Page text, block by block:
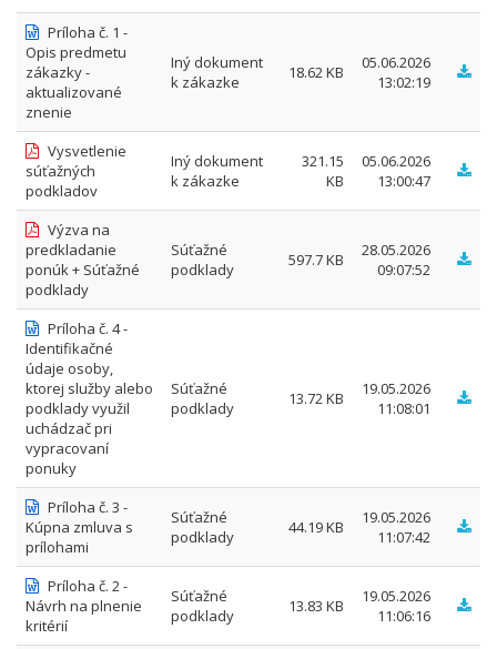
Príloha č. 1 -
Opis predmetu
zákazky -
aktualizované
znenie
Iný dokument
k zákazke
18.62 KB
05.06.2026
13:02:19
Vysvetlenie
súťažných
podkladov
Iný dokument
k zákazke
321.15
KB
05.06.2026
13:00:47
Výzva na
predkladanie
ponúk + Súťažné
podklady
Súťažné
podklady
597.7 KB
28.05.2026
09:07:52
Príloha č. 4 -
Identifikačné
údaje osoby,
ktorej služby alebo
podklady využil
uchádzač pri
vypracovaní
ponuky
Súťažné
podklady
13.72 KB
19.05.2026
11:08:01
Príloha č. 3 -
Kúpna zmluva s
prílohami
Súťažné
podklady
44.19 KB
19.05.2026
11:07:42
Príloha č. 2 -
Návrh na plnenie
kritérií
Súťažné
podklady
13.83 KB
19.05.2026
11:06:16